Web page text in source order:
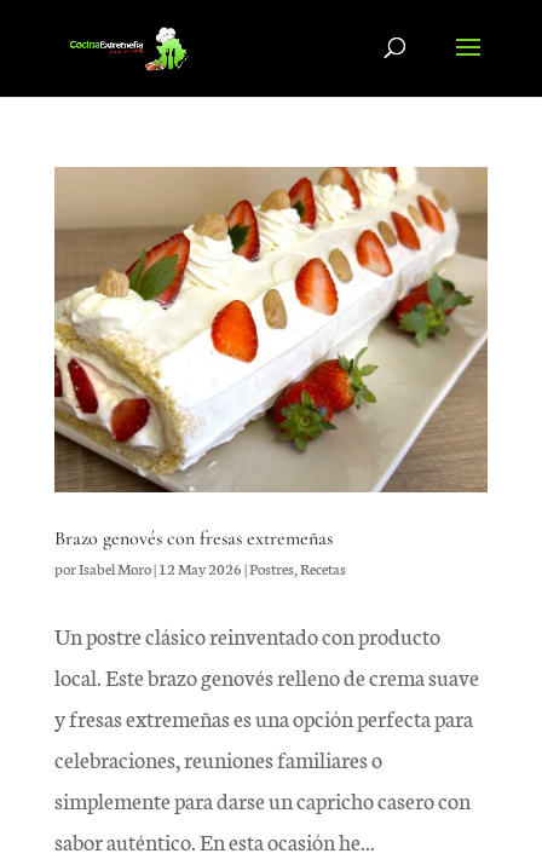
Brazo genovés con fresas extremeñas
porIsabel Moro|12 May 2026|Postres, Recetas
Un postre clásico reinventado con producto
local. Este brazo genovés relleno de crema suave
y fresas extremeñas es una opción perfecta para
celebraciones, reuniones familiares o
simplemente para darse un capricho casero con
sabor auténtico. En esta ocasión he...